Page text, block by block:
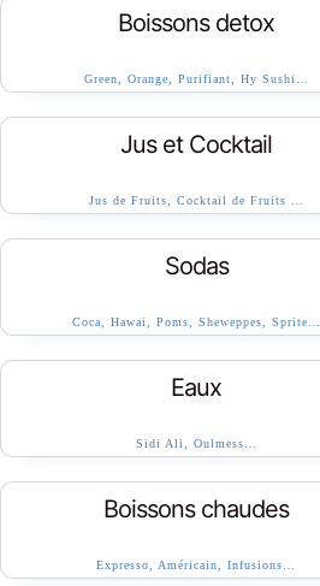
Boissons detox
Green, Orange, Purifiant, Hy Sushi…
Jus et Cocktail
Jus de Fruits, Cocktail de Fruits …
Sodas
Coca, Hawai, Poms, Sheweppes, Sprite…
Eaux
Sidi Ali, Oulmess…
Boissons chaudes
Expresso, Américain, Infusions…